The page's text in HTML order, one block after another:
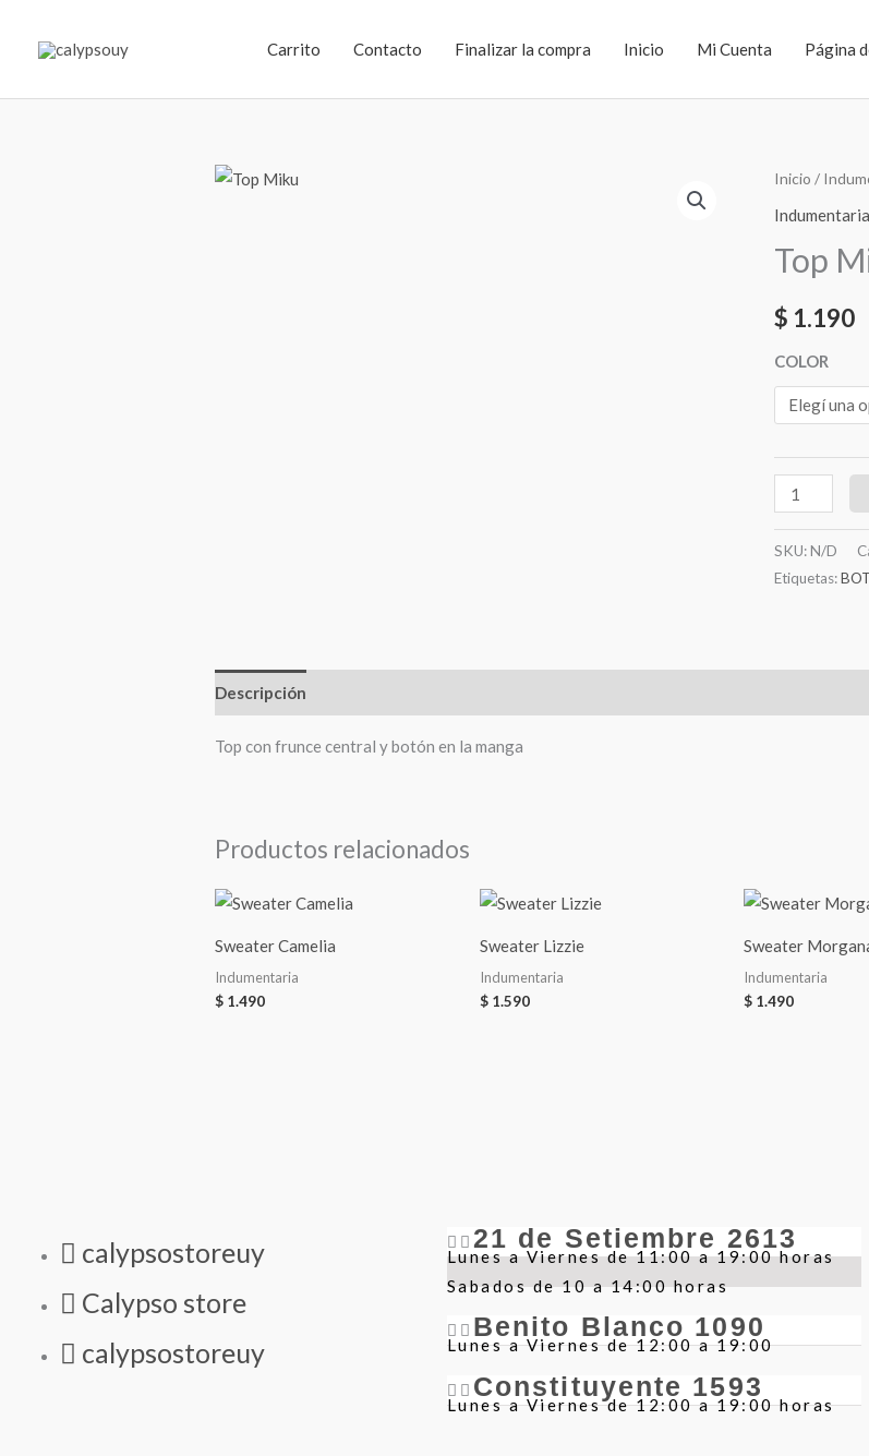
Carrito Contacto Finalizar la compra Inicio Mi Cuenta Página
Inicio /
Indumentaria
Top
$ 1.190
COLOR
Top
Miku
SKU:N/D
Etiquetas:
Descripción
Top con frunce central y botón en la manga
Productos relacionados
Sweater Camelia
Indumentaria
$ 1.490
Sweater Lizzie
Indumentaria
$1.590
Sweater
Indumentaria
$ 1.490
calypsostoreuy
Calypso store
calypsostoreuy
21 de Setiembre 2613
Lunes a Viernes de 11:00 a 19:00 horas
Sabados de 10 a 14:00 horas
Benito Blanco 1090
Lunes a Viernes de 12:00 a 19:00
Constituyente 1593
Lunes a Viernes de 12:00 a 19:00 horas